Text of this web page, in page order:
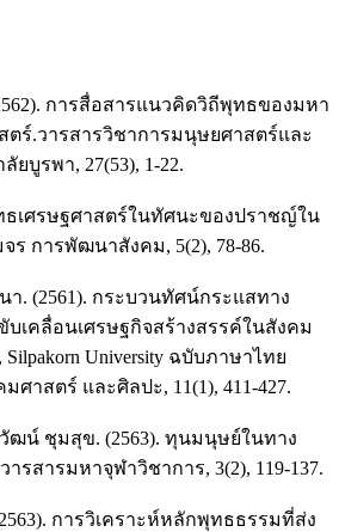
การสื่อสารแนวคิดวิถีพุทธของมหา
ตร์.วารสารวิชาการมนุษยศาสตร์และ
บูรพา, 27(53), 1-22.
ธเศรษฐศาสตร์ในทัศนะของปราชญ์ใน
ร การพัฒนาสังคม, 5(2), 78-86.
. (2561). กระบวนทัศน์กระแสทาง
บเคลื่อนเศรษฐกิจสร้างสรรค์ในสังคม
Silpakorn University ฉบับภาษาไทย
าสตร์ และศิลปะ, 11(1), 411-427.
ฒน์ ชุมสุข. (2563). ทุนมนุษย์ในทาง
ารสารมหาจุฬาวิชาการ, 3(2), 119-137.
การวิเคราะห์หลักพุทธธรรมที่ส่ง